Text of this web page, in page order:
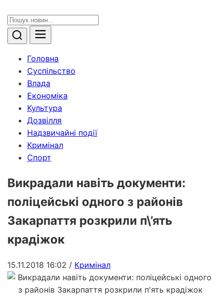
Головна
Суспільство
Влада
Економіка
Культура
Дозвілля
Надзвичайні події
Кримінал
Спорт
Викрадали навіть документи:
поліцейські одного з районів
Закарпаття розкрили п\’ять
крадіжок
15.11.2018 16:02 / Кримінал